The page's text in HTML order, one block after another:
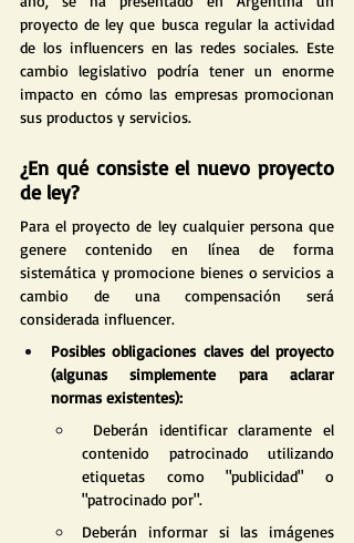
proyecto de ley que busca regular la actividad
de los influencers en las redes sociales. Este
cambio legislativo podría tener un enorme
impacto en cómo las empresas promocionan
sus productos y servicios.
¿En qué consiste el nuevo proyecto
de ley?
Para el proyecto de ley cualquier persona que
genere contenido en línea de forma
sistemática y promocione bienes o servicios a
cambio de una compensación será
considerada influencer.
Posibles obligaciones claves del proyecto
(algunas simplemente para aclarar
normas existentes):
contenido patrocinado utilizando
etiquetas como "publicidad" o
"patrocinado por".
Deberán informar si las imágenes